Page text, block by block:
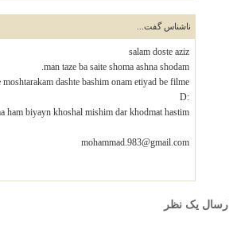
ناشناس گفت...
salam doste aziz
man taze ba saite shoma ashna shodam.
dashte bashim onam etiyad be filme
:D
ham biyayn khoshal mishim dar khodmat hastim
mohammad.983@gmail.com
ارسال یک نظر